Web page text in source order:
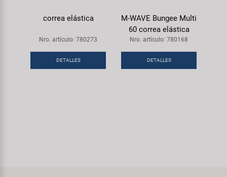
correa elástica
Nro. artículo: 780273
DETALLES
M-WAVE Bungee Multi
60 correa elástica
Nro. artículo: 780168
DETALLES